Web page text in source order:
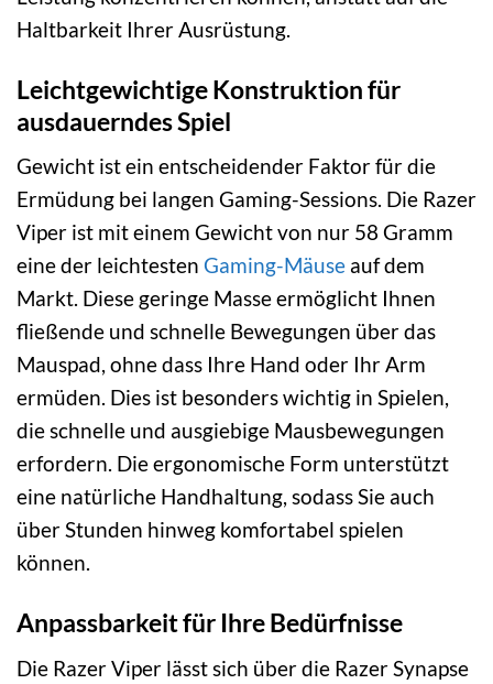
Haltbarkeit Ihrer Ausrüstung.
Leichtgewichtige Konstruktion für
ausdauerndes Spiel
Gewicht ist ein entscheidender Faktor für die
Ermüdung bei langen Gaming-Sessions. Die Razer
Viper ist mit einem Gewicht von nur 58 Gramm
eine der leichtesten Gaming-Mäuse auf dem
Markt. Diese geringe Masse ermöglicht Ihnen
fließende und schnelle Bewegungen über das
Mauspad, ohne dass Ihre Hand oder Ihr Arm
ermüden. Dies ist besonders wichtig in Spielen,
die schnelle und ausgiebige Mausbewegungen
erfordern. Die ergonomische Form unterstützt
eine natürliche Handhaltung, sodass Sie auch
über Stunden hinweg komfortabel spielen
können.
Anpassbarkeit für Ihre Bedürfnisse
Die Razer Viper lässt sich über die Razer Synapse